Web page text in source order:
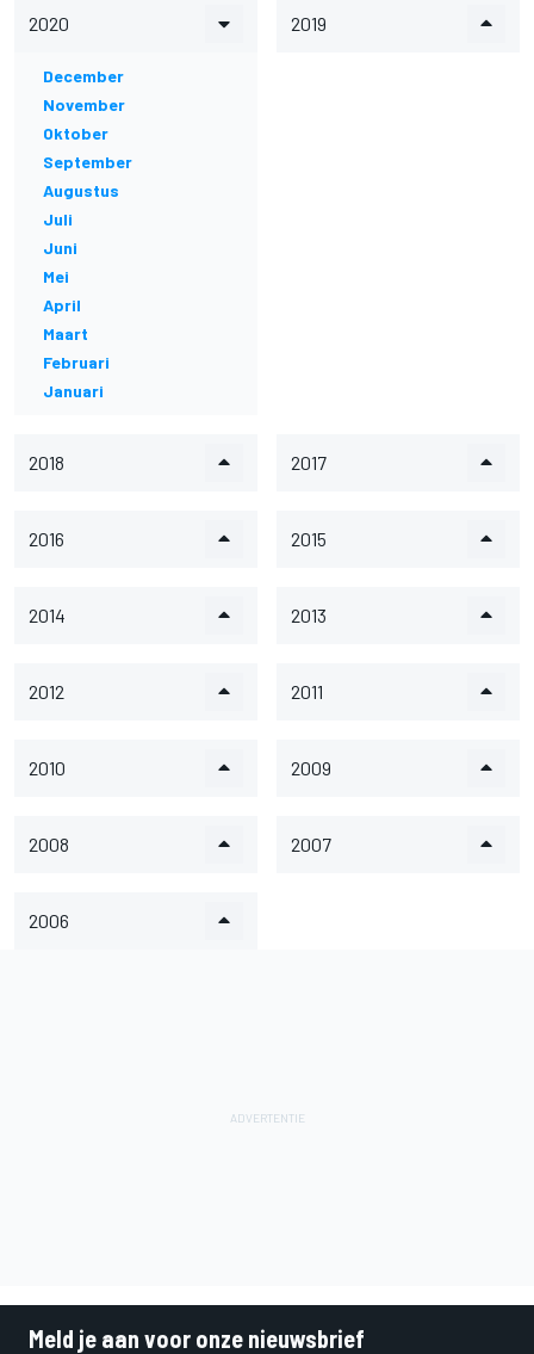
2020
December
November
Oktober
September
Augustus
Juli
Juni
Mei
April
Maart
Februari
Januari
2019
2018 2017
2016 2015
2014 2013
2012 2011
2010 2009
2008 2007
2006
Meld je aan voor onze nieuwsbrief